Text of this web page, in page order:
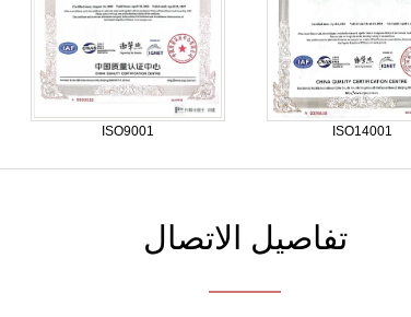
ISO14001
ISO9001
تفاصيل الاتصال